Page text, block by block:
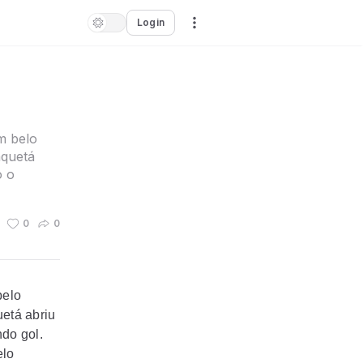
Login
belo
o
0 0
abriu
gol.